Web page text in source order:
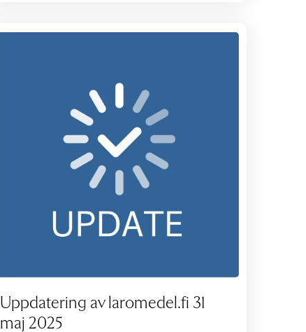
Uppdatering av laromedel.fi 31
maj 2025